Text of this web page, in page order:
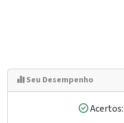
Seu Desempenho